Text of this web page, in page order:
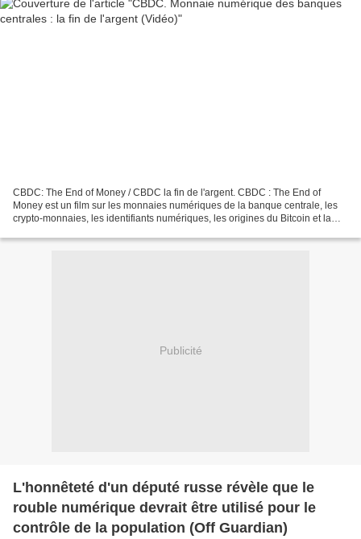
CBDC: The End of Money / CBDC la fin de l'argent. CBDC : The End of
Money est un film sur les monnaies numériques de la banque centrale, les
crypto-monnaies, les identifiants numériques, les origines du Bitcoin et la
Publicité
L'honnêteté d'un député russe révèle que le
rouble numérique devrait être utilisé pour le
contrôle de la population (Off Guardian)